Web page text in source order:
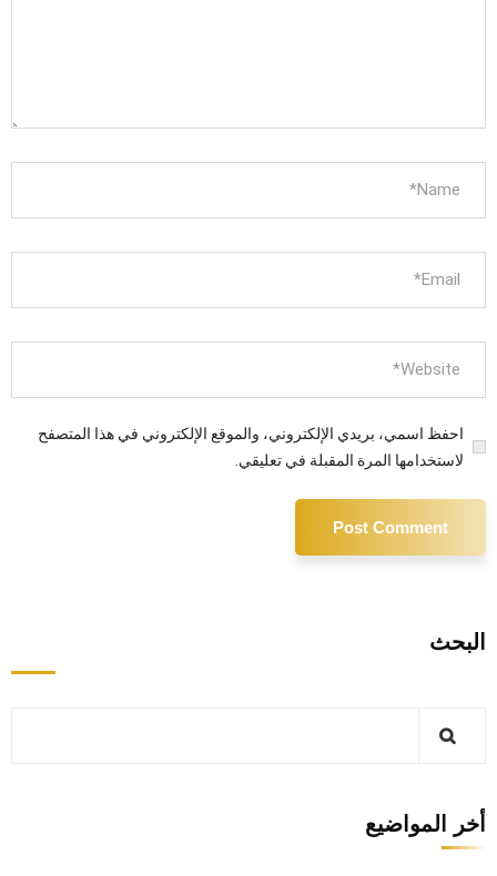
احفظ اسمي، بريدي الإلكتروني، والموقع الإلكتروني في هذا المتصفح
لاستخدامها المرة المقبلة في تعليقي.
البحث
أخر المواضيع